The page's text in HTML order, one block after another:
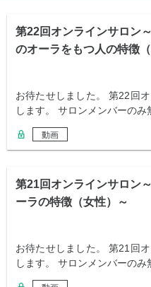
第22回オンラインサロン
のオーラをもつ人の特徴
お待たせしました。 第22回
します。 サロンメンバーのみ
動画
第21回オンラインサロン
ーラの特徴（女性）～
お待たせしました。 第21回
します。 サロンメンバーのみ